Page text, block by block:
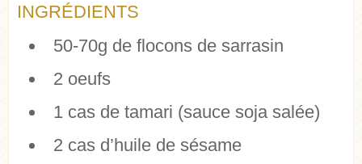
INGRÉDIENTS
50-70g de flocons de sarrasin
2 oeufs
1 cas de tamari (sauce soja salée)
2 cas d’huile de sésame